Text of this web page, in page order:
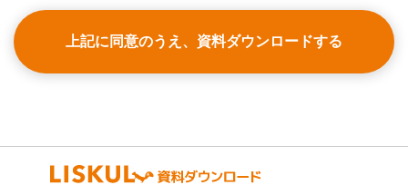
上記に同意のうえ、資料ダウンロードする